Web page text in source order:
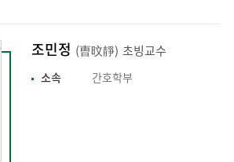
조민정 (曺旼靜) 초빙교수
소속 간호학부